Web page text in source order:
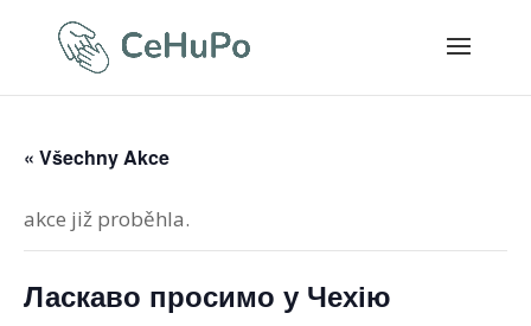
« Všechny Akce
akce již proběhla.
Ласкаво просимо у Чехію